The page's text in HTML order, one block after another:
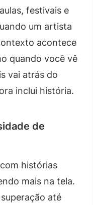
festivais e
um artista
acontece
quando você vê
vai atrás do
inclui história.
de
histórias
mais na tela.
até